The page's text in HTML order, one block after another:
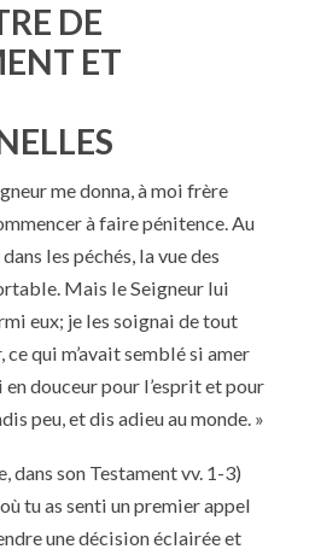
DE
ET
me donna, à moi frère
à faire pénitence. Au
les péchés, la vue des
Mais le Seigneur lui
eux; je les soignai de tout
qui m’avait semblé si amer
en douceur pour l’esprit et pour
peu, et dis adieu au monde. »
dans son Testament vv. 1-3)
tu as senti un premier appel
une décision éclairée et